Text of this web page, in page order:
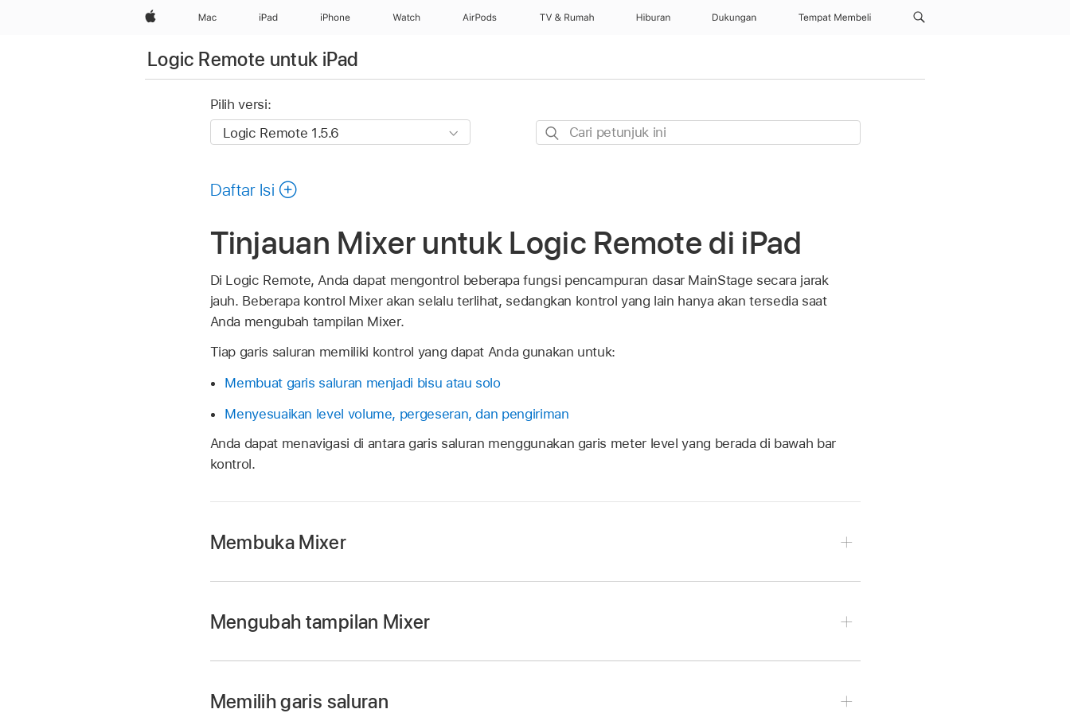
Apple Mac iPad iPhone Watch AirPods TV & Rumah Hiburan Dukungan Tempat Membeli
Logic Remote untuk iPad
Pilih versi:
Cari
Daftar Isi
Tinjauan Mixer untuk Logic Remote di iPad
Di Logic Remote, Anda dapat mengontrol beberapa fungsi pencampuran dasar MainStage secara jarak
jauh. Beberapa kontrol Mixer akan selalu terlihat, sedangkan kontrol yang lain hanya akan tersedia saat
Anda mengubah tampilan Mixer.
Tiap garis saluran memiliki kontrol yang dapat Anda gunakan untuk:
Membuat garis saluran menjadi bisu atau solo
Menyesuaikan level volume, pergeseran, dan pengiriman
Anda dapat menavigasi di antara garis saluran menggunakan garis meter level yang berada di bawah bar
kontrol.
Membuka Mixer
Mengubah tampilan Mixer
Memilih garis saluran